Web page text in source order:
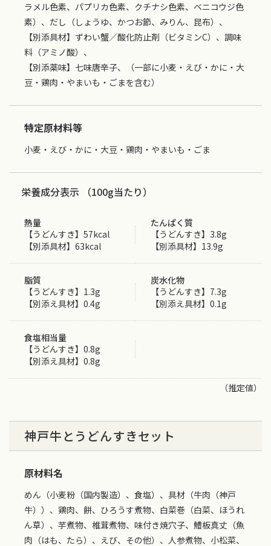
ラメル色素、パプリカ色素、クチナシ色素、ベニコウジ色
素）、だし（しょうゆ、かつお節、みりん、昆布）、
【別添具材】ずわい蟹／酸化防止剤（ビタミンC）、調味
料（アミノ酸）、
【別添薬味】七味唐辛子、（一部に小麦・えび・かに・大
豆・鶏肉・やまいも・ごまを含む）
特定原材料等
小麦・えび・かに・大豆・鶏肉・やまいも・ごま
栄養成分表示 （100g当たり）
熱量
【うどんすき】57kcal
【別添具材】63kcal
たんぱく質
【うどんすき】3.8g
【別添具材】13.9g
脂質
【うどんすき】1.3g
【別添え具材】0.4g
炭水化物
【うどんすき】7.3g
【別添え具材】0.1g
食塩相当量
【うどんすき】0.8g
【別添え具材】0.8g
（推定値）
神戸牛とうどんすきセット
原材料名
めん（小麦粉（国内製造）、食塩）、具材（牛肉（神戸
牛））、鶏肉、餅、ひろうす煮物、白菜巻（白菜、ほうれ
ん草）、芋煮物、椎茸煮物、味付き焼穴子、鱧板真丈（魚
肉（はも、たら）、えび、その他）、人参煮物、小松菜、